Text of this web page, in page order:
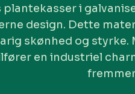
plantekasser i
design. Dette
skønhed og styrke.
en industriel